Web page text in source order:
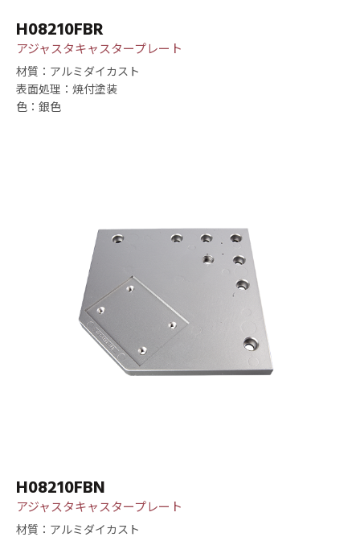
H08210FBR
アジャスタキャスタープレート
材質：アルミダイカスト
表面処理：焼付塗装
色：銀色
H08210FBN
アジャスタキャスタープレート
材質：アルミダイカスト